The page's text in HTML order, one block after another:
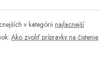
v kategórii najlacnejší
Ako zvoliť prípravky na čistenie